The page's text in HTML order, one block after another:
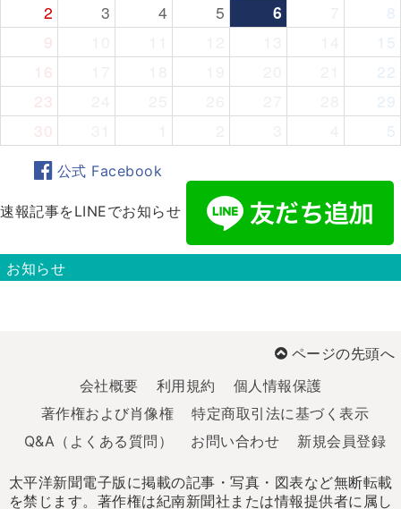
2
3 4 5 6
8
9
15
16
22
23
29
30
5
公式 Facebook
速報記事をLINEでお知らせ
お知らせ
ページの先頭へ
会社概要
利用規約
個人情報保護
著作権および肖像権
特定商取引法に基づく表示
Q&A（よくある質問）
お問い合わせ 新規会員登録
太平洋新聞電子版に掲載の記事・写真・図表など無断転載
を禁じます。著作権は紀南新聞社または情報提供者に属し